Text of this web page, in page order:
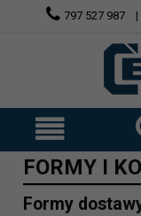
797 527 987 |
FORMY I
Formy